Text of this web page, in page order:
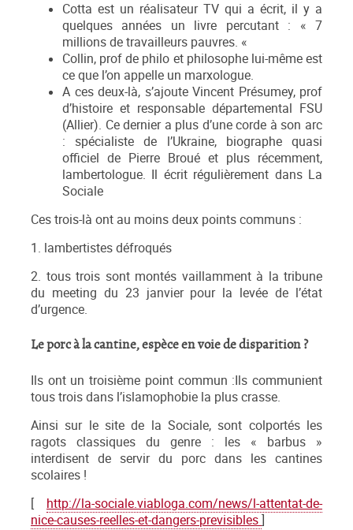
Cotta est un réalisateur TV qui a écrit, il y a
quelques années un livre percutant : « 7
millions de travailleurs pauvres. «
Collin, prof de philo et philosophe lui-même est
ce que l’on appelle un marxologue.
A ces deux-là, s’ajoute Vincent Présumey, prof
d’histoire et responsable départemental FSU
(Allier). Ce dernier a plus d’une corde à son arc
: spécialiste de l’Ukraine, biographe quasi
officiel de Pierre Broué et plus récemment,
lambertologue. Il écrit régulièrement dans La
Sociale
Ces trois-là ont au moins deux points communs :
1. lambertistes défroqués
2. tous trois sont montés vaillamment à la tribune
du meeting du 23 janvier pour la levée de l’état
d’urgence.
Le porc à la cantine, espèce en voie de disparition ?
Ils ont un troisième point commun :Ils communient
tous trois dans l’islamophobie la plus crasse.
Ainsi sur le site de la Sociale, sont colportés les
ragots classiques du genre : les « barbus »
interdisent de servir du porc dans les cantines
scolaires !
[ http://la-sociale.viabloga.com/news/l-attentat-de-
nice-causes-reelles-et-dangers-previsibles]